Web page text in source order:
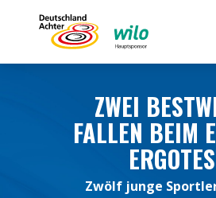
ZWEI
FALLEN BEIM
Zwölf junge